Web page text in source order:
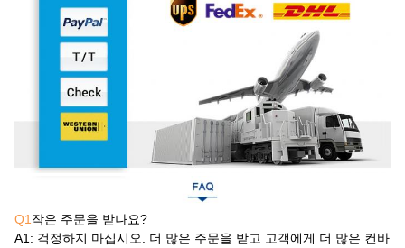
Q1 작은 주문을 받나요?
A1 : 걱정하지 마십시오. 더 많은 주문을 받고 고객에게 더 많은 컨바